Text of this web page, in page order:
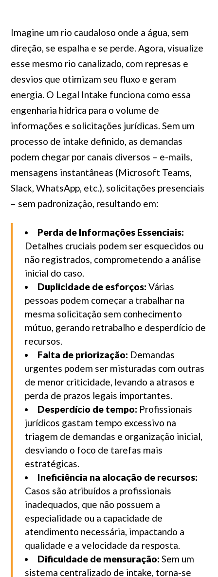
Imagine um rio caudaloso onde a água, sem
direção, se espalha e se perde. Agora, visualize
esse mesmo rio canalizado, com represas e
desvios que otimizam seu fluxo e geram
energia. O Legal Intake funciona como essa
engenharia hídrica para o volume de
informações e solicitações jurídicas. Sem um
processo de intake definido, as demandas
podem chegar por canais diversos – e-mails,
mensagens instantâneas (Microsoft Teams,
Slack, WhatsApp, etc.), solicitações presenciais
– sem padronização, resultando em:
Perda de Informações Essenciais:
Detalhes cruciais podem ser esquecidos ou
não registrados, comprometendo a análise
inicial do caso.
Duplicidade de esforços: Várias
pessoas podem começar a trabalhar na
mesma solicitação sem conhecimento
mútuo, gerando retrabalho e desperdício de
recursos.
Falta de priorização: Demandas
urgentes podem ser misturadas com outras
de menor criticidade, levando a atrasos e
perda de prazos legais importantes.
Desperdício de tempo: Profissionais
jurídicos gastam tempo excessivo na
triagem de demandas e organização inicial,
desviando o foco de tarefas mais
estratégicas.
Ineficiência na alocação de recursos:
Casos são atribuídos a profissionais
inadequados, que não possuem a
especialidade ou a capacidade de
atendimento necessária, impactando a
qualidade e a velocidade da resposta.
Dificuldade de mensuração: Sem um
sistema centralizado de intake, torna-se